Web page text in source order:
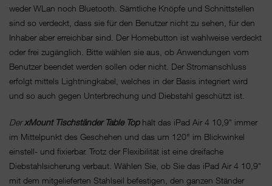
weder WLan noch Bluetooth. Sämtliche Knöpfe und Schnittstellen
sind so verdeckt, dass sie für den Benutzer nicht zu sehen, für den
Inhaber aber erreichbar sind. Der Homebutton ist wahlweise verdeckt
oder frei zugänglich. Bitte wählen sie aus, ob Anwendungen vom
Benutzer beendet werden sollen oder nicht. Der Stromanschluss
erfolgt mittels Lightningkabel, welches in der Basis integriert wird
und so auch gegen Unterbrechung und Diebstahl geschützt ist.
DerxMount TischständerTable Top hält das iPad Air 4 10,9" immer
im Mittelpunkt des Geschehen und das um 120° im Blickwinkel
einstell- und fixierbar. Trotz der Flexibilität ist eine dreifache
Diebstahlsicherung verbaut. Wählen Sie, ob Sie das iPad Air 4 10,9"
mit dem mitgelieferten Stahlseil befestigen, den ganzen Ständer